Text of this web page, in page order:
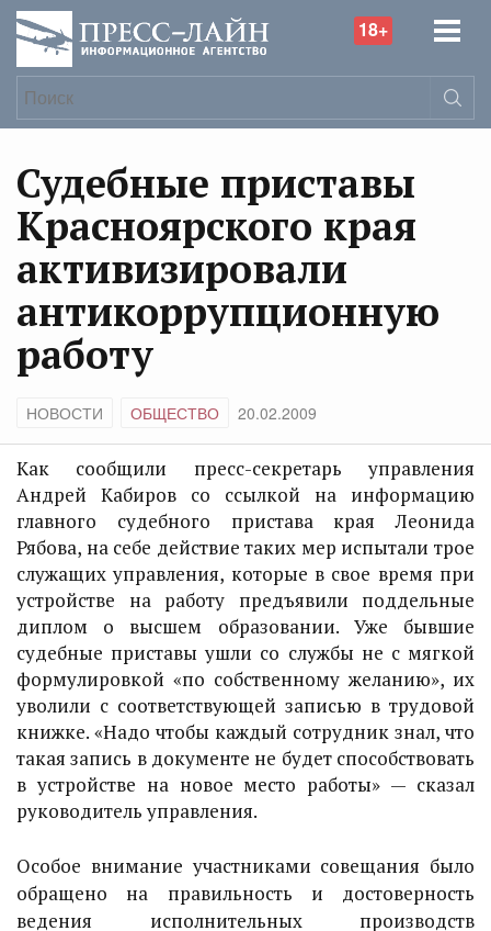
18+
Судебные приставы
Красноярского края
активизировали
антикоррупционную
работу
НОВОСТИ ОБЩЕСТВО 20.02.2009
Как сообщили пресс-секретарь управления
Андрей Кабиров со ссылкой на информацию
главного судебного пристава края Леонида
Рябова, на себе действие таких мер испытали трое
служащих управления, которые в свое время при
устройстве на работу предъявили поддельные
диплом о высшем образовании. Уже бывшие
судебные приставы ушли со службы не с мягкой
формулировкой «по собственному желанию», их
уволили с соответствующей записью в трудовой
книжке. «Надо чтобы каждый сотрудник знал, что
такая запись в документе не будет способствовать
в устройстве на новое место работы» — сказал
руководитель управления.
Особое внимание участниками совещания было
обращено на правильность и достоверность
ведения исполнительных производств